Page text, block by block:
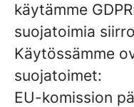
käytämme
suojatoimia
Käytössämme
suojatoimet:
EU-komission